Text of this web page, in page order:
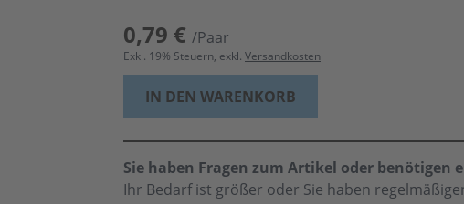
0,79 € /Paar
Exkl. 19% Steuern, exkl. Versandkosten
IN DEN WARENKORB
Sie haben Fragen zum Artikel oder benötigen
Ihr Bedarf ist größer oder Sie haben